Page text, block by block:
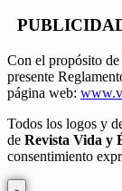
Con el propósito
presente
página web:
Todos los logos y
de Revista Vida y
consentimiento